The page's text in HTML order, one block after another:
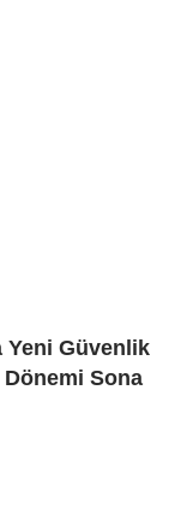
Yeni Güvenlik
Sona